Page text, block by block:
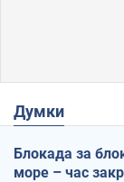
Думки
Блокада за
море – час